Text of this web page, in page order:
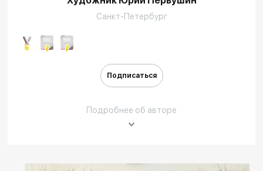
Художники
О нас
Контакты
Санкт-Петербург
Подписаться
Подробнее об авторе